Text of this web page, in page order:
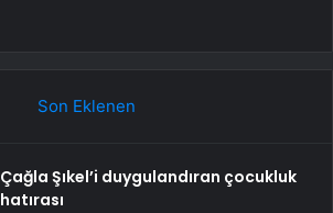
Son Eklenen
Çağla Şıkel’i duygulandıran çocukluk
hatırası